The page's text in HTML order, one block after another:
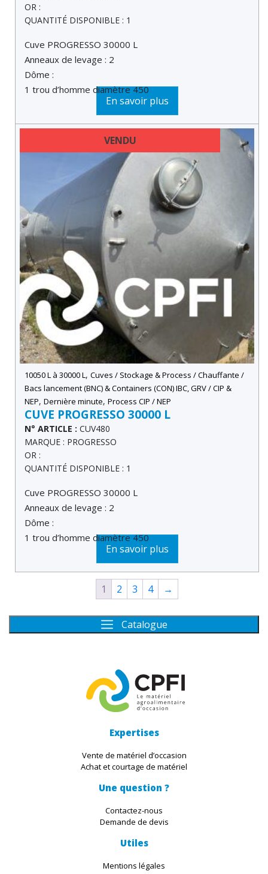
Catalogue
OR :
QUANTITÉ DISPONIBLE : 1
En savoir plus
Cuve PROGRESSO 30000 L
Anneaux de levage : 2
Dôme :
1 trou d’homme diamètre 450
VENDU
DERNIÈRE MINUTE
10050 L à 30000 L , Cuves / Stockage & Process / Chauffante /
Bacs lancement (BNC) & Containers (CON) IBC, GRV / CIP &
NEP, Dernière minute, Process CIP / NEP
CUVE PROGRESSO 30000 L
N° ARTICLE : CUV480
MARQUE : PROGRESSO
OR :
QUANTITÉ DISPONIBLE : 1
En savoir plus
Cuve PROGRESSO 30000 L
Anneaux de levage : 2
Dôme :
1 trou d’homme diamètre 450
1 2 3 4 →
Expertises
Vente de matériel d’occasion
Achat et courtage de matériel
Une question ?
Contactez-nous
Demande de devis
Utiles
Mentions légales